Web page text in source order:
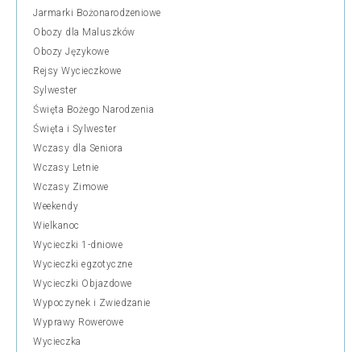
Jarmarki Bożonarodzeniowe
Obozy dla Maluszków
Obozy Językowe
Rejsy Wycieczkowe
Sylwester
Święta Bożego Narodzenia
Święta i Sylwester
Wczasy dla Seniora
Wczasy Letnie
Wczasy Zimowe
Weekendy
Wielkanoc
Wycieczki 1-dniowe
Wycieczki egzotyczne
Wycieczki Objazdowe
Wypoczynek i Zwiedzanie
Wyprawy Rowerowe
Wycieczka